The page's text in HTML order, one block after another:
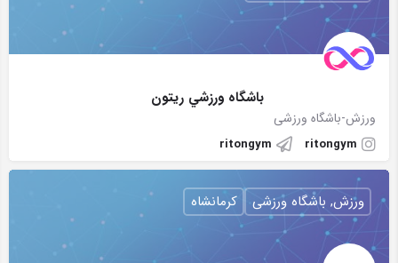
ورزش-باشگاه ورزشی
ritongym
ritongym
ورزش, باشگاه ورزشی کرمانشاه